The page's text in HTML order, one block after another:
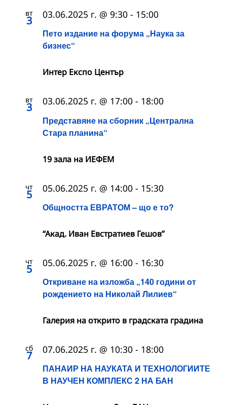
вт
3
Пето издание на форума „Наука за
бизнес“
03.06.2025 г. @ 9:30 - 15:00
Интер Експо Център
вт
3
Представяне на сборник „Централна
Стара планина“
03.06.2025 г. @ 17:00 - 18:00
19 зала на ИЕФЕМ
чт
5
Общността ЕВРАТОМ – що е то?
05.06.2025 г. @ 14:00 - 15:30
“Акад. Иван Евстратиев Гешов”
чт
5
Откриване на изложба „140 години от
рождението на Николай Лилиев“
05.06.2025 г. @ 16:00 - 16:30
Галерия на открито в градската градина
сб
7
ПАНАИР НА НАУКАТА И ТЕХНОЛОГИИТЕ
В НАУЧЕН КОМПЛЕКС 2 НА БАН
07.06.2025 г. @ 10:30 - 18:00